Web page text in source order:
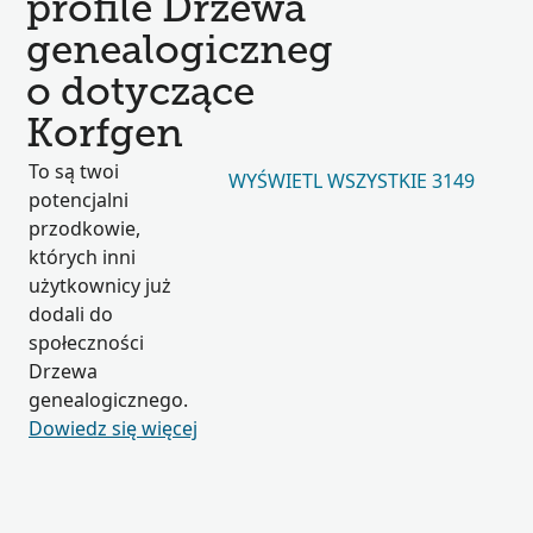
profile Drzewa
genealogiczneg
o dotyczące
Korfgen
To są twoi
potencjalni
przodkowie,
których inni
użytkownicy już
dodali do
społeczności
Drzewa
genealogicznego.
Dowiedz się więcej
WYŚWIETL WSZYSTKIE 3149